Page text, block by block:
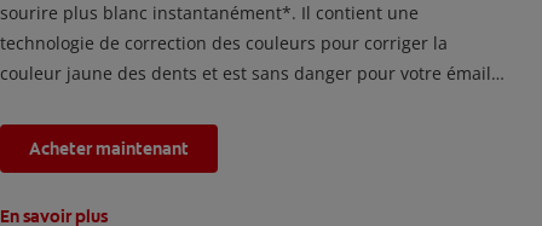
sourire plus blanc instantanément*. Il contient une
technologie de correction des couleurs pour corriger la
couleur jaune des dents et est sans danger pour votre émail.
Acheter maintenant
En savoir plus